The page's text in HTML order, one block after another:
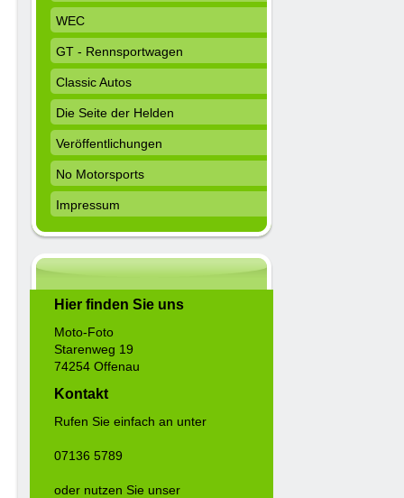
WEC
GT - Rennsportwagen
Classic Autos
Die Seite der Helden
Veröffentlichungen
No Motorsports
Impressum
Hier finden Sie uns
Moto-Foto
Starenweg 19
74254 Offenau
Kontakt
Rufen Sie einfach an unter
07136 5789
oder nutzen Sie unser